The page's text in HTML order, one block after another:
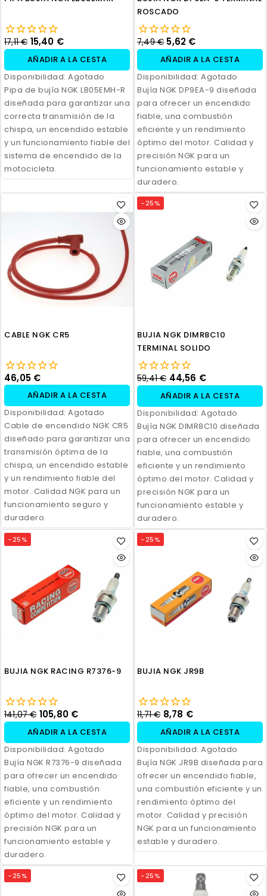
17,11 € 15,40 €
AÑADIR A LA CESTA
Disponibilidad: Agotado
Pipa de bujía NGK LB05EMH-R
diseñada para garantizar una
correcta transmisión de la
chispa, un encendido estable
y un funcionamiento fiable del
sistema de encendido de la
motocicleta.
ROSCADO
7,49 € 5,62 €
AÑADIR A LA CESTA
Disponibilidad: Agotado
Bujía NGK DP9EA-9 diseñada
para ofrecer un encendido
fiable, una combustión
eficiente y un rendimiento
óptimo del motor. Calidad y
precisión NGK para un
funcionamiento estable y
duradero.
CABLE NGK CR5
46,05 €
AÑADIR A LA CESTA
Disponibilidad: Agotado
Cable de encendido NGK CR5
diseñado para garantizar una
transmisión óptima de la
chispa, un encendido estable
y un rendimiento fiable del
motor. Calidad NGK para un
funcionamiento seguro y
duradero.
-25%
BUJIA NGK DIMR8C10
TERMINAL SOLIDO
59,41 € 44,56 €
AÑADIR A LA CESTA
Disponibilidad: Agotado
Bujía NGK DIMR8C10 diseñada
para ofrecer un encendido
fiable, una combustión
eficiente y un rendimiento
óptimo del motor. Calidad y
precisión NGK para un
funcionamiento estable y
duradero.
-25%
BUJIA NGK RACING R7376-9
141,07 € 105,80 €
AÑADIR A LA CESTA
Disponibilidad: Agotado
Bujía NGK R7376-9 diseñada
para ofrecer un encendido
fiable, una combustión
eficiente y un rendimiento
óptimo del motor. Calidad y
precisión NGK para un
funcionamiento estable y
duradero.
-25%
BUJIA NGK JR9B
11,71 € 8,78 €
AÑADIR A LA CESTA
Disponibilidad: Agotado
Bujía NGK JR9B diseñada para
ofrecer un encendido fiable,
una combustión eficiente y un
rendimiento óptimo del
motor. Calidad y precisión
NGK para un funcionamiento
estable y duradero.
-25% -25%